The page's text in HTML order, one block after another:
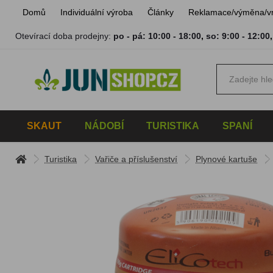
Domů Individuální výroba Články Reklamace/výměna/
Otevírací doba prodejny: po - pá: 10:00 - 18:00,so: 9:00 - 12:00,
SKAUT NÁDOBÍ TURISTIKA SPANÍ
Turistika Vařiče a příslušenství Plynové kartuše